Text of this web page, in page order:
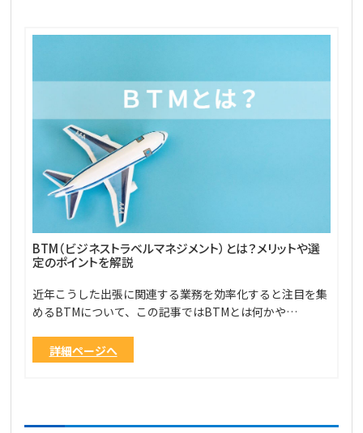
BTM（ビジネストラベルマネジメント）とは？メリットや選
定のポイントを解説
近年こうした出張に関連する業務を効率化すると注目を集
めるBTMについて、この記事ではBTMとは何かや…
詳細ページへ